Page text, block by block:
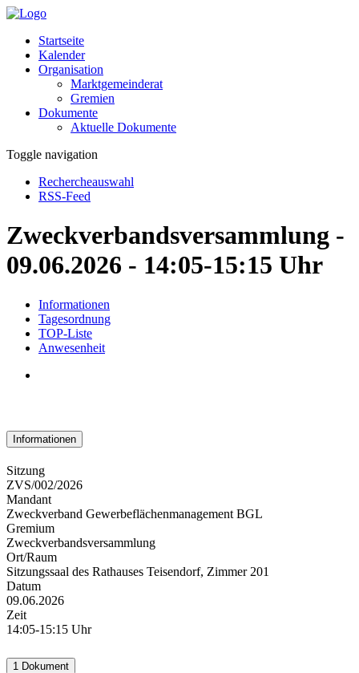
Startseite
Kalender
Organisation
Marktgemeinderat
Gremien
Dokumente
Aktuelle Dokumente
Toggle navigation
Rechercheauswahl
RSS-Feed
Zweckverbandsversammlung -
09.06.2026 - 14:05-15:15 Uhr
Informationen
Tagesordnung
TOP-Liste
Anwesenheit
Informationen
Sitzung
ZVS/002/2026
Mandant
Zweckverband Gewerbeflächenmanagement BGL
Gremium
Zweckverbandsversammlung
Ort/Raum
Sitzungssaal des Rathauses Teisendorf, Zimmer 201
Datum
09.06.2026
Zeit
14:05-15:15 Uhr
1 Dokument